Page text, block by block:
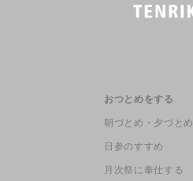
おつとめをする
朝づとめ・夕づとめ
日参のすすめ
月次祭に奉仕する